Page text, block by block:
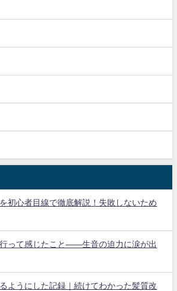
初心者目線で徹底解説！失敗しないため
って感じたこと——生音の迫力に涙が出
ようにした記録｜続けてわかった髪質改